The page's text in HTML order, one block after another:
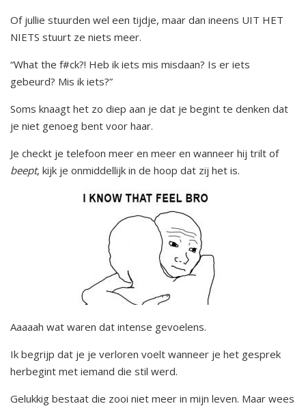
Of jullie stuurden wel een tijdje, maar dan ineens UIT HET
NIETS stuurt ze niets meer.
“What the f#ck?! Heb ik iets mis misdaan? Is er iets
gebeurd? Mis ik iets?”
Soms knaagt het zo diep aan je dat je begint te denken dat
je niet genoeg bent voor haar.
Je checkt je telefoon meer en meer en wanneer hij trilt of
beept, kijk je onmiddellijk in de hoop dat zij het is.
Aaaaah wat waren dat intense gevoelens.
Ik begrijp dat je je verloren voelt wanneer je het gesprek
herbegint met iemand die stil werd.
Gelukkig bestaat die zooi niet meer in mijn leven. Maar wees